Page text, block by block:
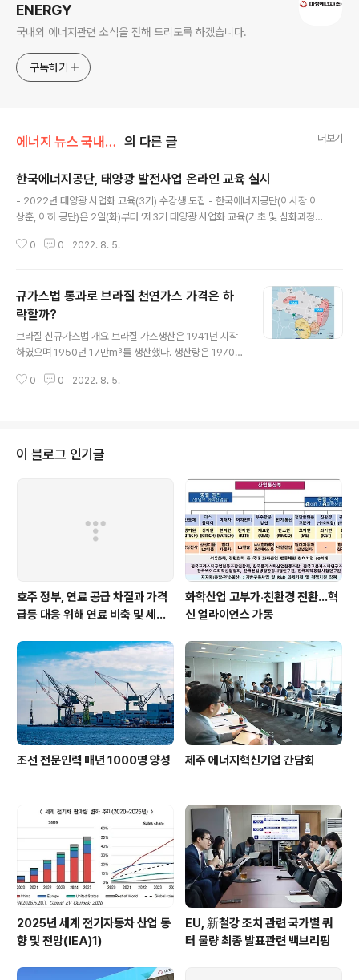
ENERGY
국내외 에너지관련 소식을 전해 드리도록 하겠습니다.
구독하기
에너지 뉴스 국내&해외 의 다른 글 더보기
한국에너지공단, 태양광 발전사업 온라인 교육 실시
- 2022년 태양광 사업화 교육(3기) 수강생 모집 - 한국에너지공단(이사장 이
상훈, 이하 공단)은 2일(화)부터 ‘제3기 태양광 사업화 교육(기초 및 심화과정)’
태양광 발전사업 창업을 지원하기 위해 실시하는 교육으로, 태양광 발전사업에
간 온라인으로 진행된다. 공단은 올해 보다 유익하고 효과적인 교육을 위해 기
초 및 심화과정으로 교육과정을 구성하여 수준별 맞춤형 교육을 추진한다. 기초
과정은 △태양광 발전사업의 이해 △타당성 조사 및 금융조달 △발전사업 절
차 △전력..
0 0 2022. 8. 5.
규가스법 통과로 브라질 천연가스 가격은 하
락할까?
브라질 신규가스법 개요 브라질 가스생산은 1941년 시작
하였으며 1950년 17만m³를 생산했다. 생산량은 1970년
다에서 심해유전(pre-sal)이 발견되면서 생산량이 현재
전망한다. 2021년 4월 브라질 국회는 신규가스법(Lei nº
14.134)을 통과시켰다. 신규가스법은 개발·추출을 제외한
천연가스 산업의 모든 밸류체인 규정을 재설계 하였다. 지
금까지 생산·운송·유통 등 브라질 천연가스 산업은 국영석
유회사 페트로브라스가 독점하여 경쟁 강도가 낮았고 가스
0 0 2022. 8. 5.
이 블로그 인기글
호주 정부, 연료 공급 차질과 가격
급등 대응 위해 연료 비축 및 세제
화학산업 고부가‧친환경 전환…혁
신 얼라이언스 가동
조선 전문인력 매년 1000명 양성 제주 에너지혁신기업 간담회
2025년 세계 전기자동차 산업 동
향 및 전망(IEA)1)
EU, 新철강 조치 관련 국가별 쿼
터 물량 최종 발표관련 백브리핑